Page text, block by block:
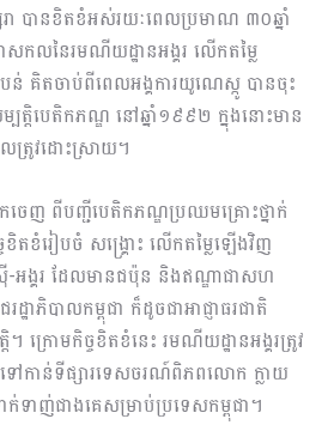
សរា បានខិតខំអស់រយៈពេលប្រមាណ ៣០ឆ្នាំ
ជាសកលនៃរមណីយដ្ឋានអង្គរ លើកតម្លៃ
ន់ គិតចាប់ពីពេលអង្គការយូណេស្កូ បានចុះ
ត្តិបេតិកភណ្ឌ នៅឆ្នាំ១៩៩២ ក្នុងនោះមាន
លត្រូវដោះស្រាយ។
ចេញ ពីបញ្ជីបេតិកភណ្ឌប្រឈមគ្រោះថ្នាក់
តខំរៀបចំ សង្គ្រោះ លើកតម្លៃឡើងវិញ
ង្គរ ដែលមានជប៉ុន និងឥណ្ឌាជាសហ
ឋាភិបាលកម្ពុជា ក៏ដូចជាអាជ្ញាធរជាតិ
។ ក្រោមកិច្ចខិតខំនេះ រមណីយដ្ឋានអង្គរត្រូវ
ប់ទៅកាន់ទីផ្សារទេសចរណ៍ពិភពលោក ក្លាយ
ាញ់ជាងគេសម្រាប់ប្រទេសកម្ពុជា។